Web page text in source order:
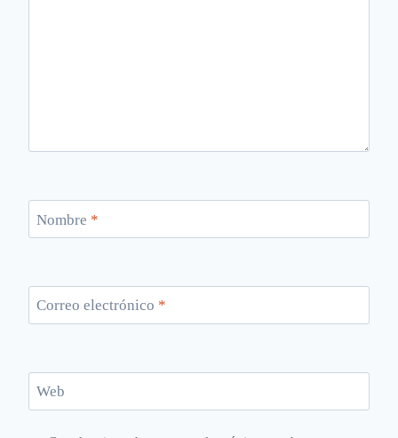
Nombre *
Correo electrónico *
Web